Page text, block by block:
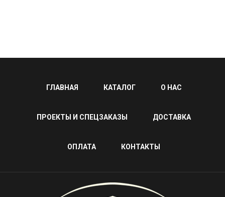
ГЛАВНАЯ КАТАЛОГ О НАС
ПРОЕКТЫ И СПЕЦЗАКАЗЫ ДОСТАВКА
ОПЛАТА КОНТАКТЫ